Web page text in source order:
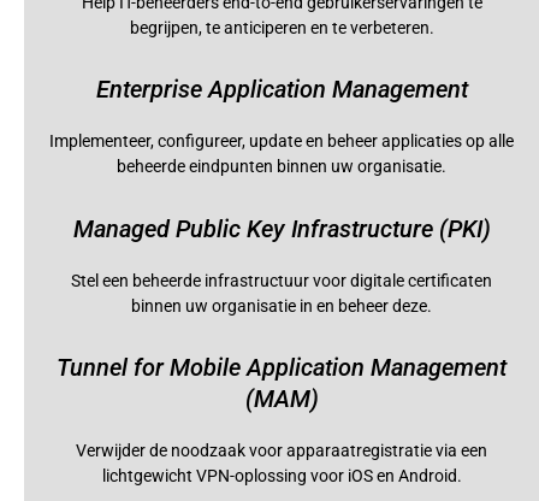
begrijpen, te anticiperen en te verbeteren.
Enterprise Application Management
Implementeer, configureer, update en beheer applicaties op alle
beheerde eindpunten binnen uw organisatie.
Managed Public Key Infrastructure (PKI)
Stel een beheerde infrastructuur voor digitale certificaten
binnen uw organisatie in en beheer deze.
Tunnel for Mobile Application Management
(MAM)
Verwijder de noodzaak voor apparaatregistratie via een
lichtgewicht VPN-oplossing voor iOS en Android.